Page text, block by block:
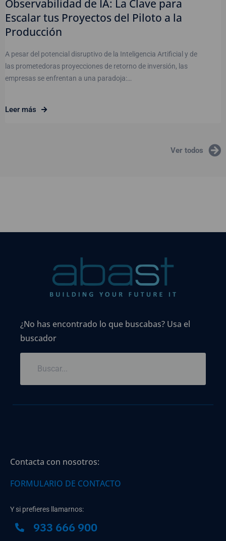
Observabilidad de IA: La Clave para
Escalar tus Proyectos del Piloto a la
Producción
A pesar del potencial disruptivo de la Inteligencia Artificial y de
las prometedoras proyecciones de retorno de inversión, las
empresas se enfrentan a una paradoja:…
Leer más
Ver todos
¿No has encontrado lo que buscabas? Usa el
buscador
Contacta con nosotros:
FORMULARIO DE CONTACTO
Y si prefieres llamarnos:
933 666 900